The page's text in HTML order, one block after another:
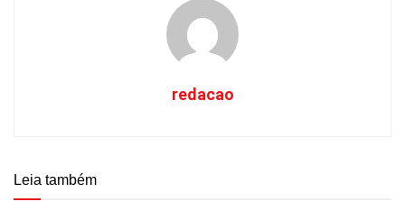
redacao
Leia também